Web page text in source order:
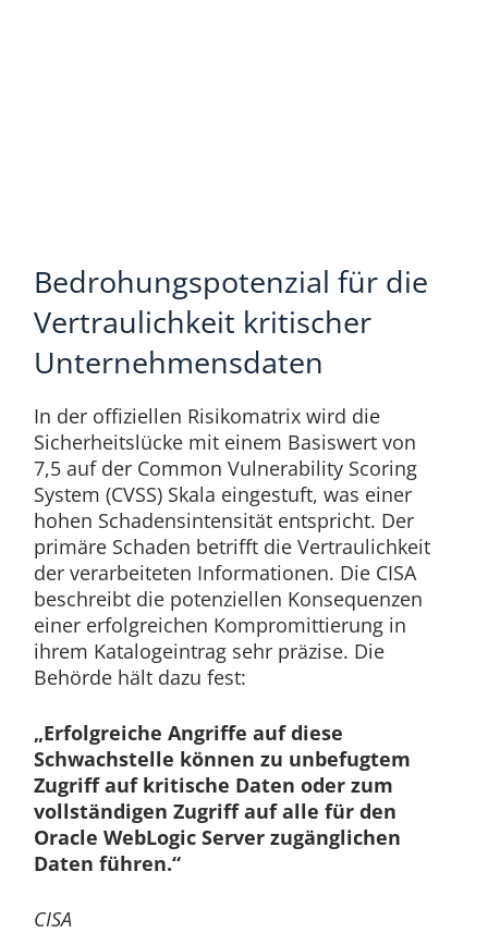
Bedrohungspotenzial für die
Vertraulichkeit kritischer
Unternehmensdaten
In der offiziellen Risikomatrix wird die
Sicherheitslücke mit einem Basiswert von
7,5 auf der Common Vulnerability Scoring
System (CVSS) Skala eingestuft, was einer
hohen Schadensintensität entspricht. Der
primäre Schaden betrifft die Vertraulichkeit
der verarbeiteten Informationen. Die CISA
beschreibt die potenziellen Konsequenzen
einer erfolgreichen Kompromittierung in
ihrem Katalogeintrag sehr präzise. Die
Behörde hält dazu fest:
„Erfolgreiche Angriffe auf diese
Schwachstelle können zu unbefugtem
Zugriff auf kritische Daten oder zum
vollständigen Zugriff auf alle für den
Oracle WebLogic Server zugänglichen
Daten führen.“
CISA